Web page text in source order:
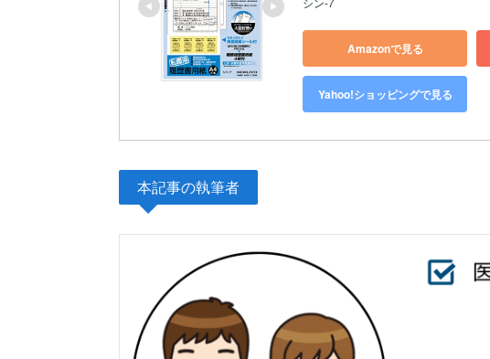
Amazonで見る
Yahoo!ショッピングで見る
本記事の執筆者